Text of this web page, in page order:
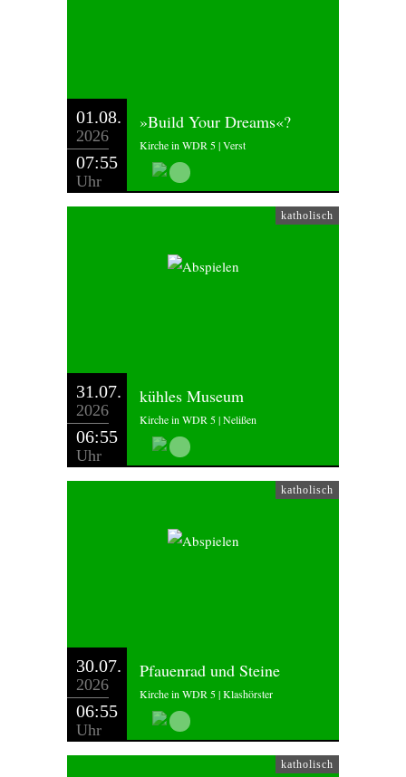
01.08.
2026
07:55
Uhr
»Build Your Dreams«?
Kirche in WDR 5 | Verst
katholisch
31.07.
2026
06:55
Uhr
kühles Museum
Kirche in WDR 5 | Nelißen
katholisch
30.07.
2026
06:55
Uhr
Pfauenrad und Steine
Kirche in WDR 5 | Klashörster
katholisch